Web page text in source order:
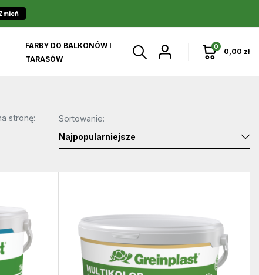
FARBY DO BALKONÓW I
TARASÓW
0
0,00 zł
stronę:
Sortowanie: